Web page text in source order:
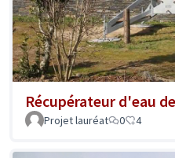
Récupérateur d'eau
Projet lauréat 0 4